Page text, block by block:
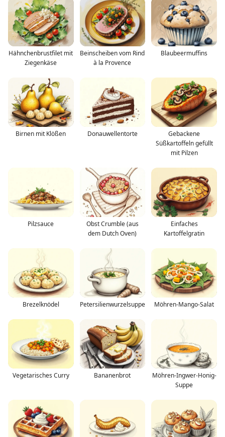
Hähnchenbrustfilet mit
Ziegenkäse
Beinscheiben vom Rind
à la Provence
Blaubeermuffins
Birnen mit Klößen Donauwellentorte
Gebackene
Süßkartoffeln gefüllt
mit Pilzen
Pilzsauce
Obst Crumble (aus
dem Dutch Oven)
Einfaches
Kartoffelgratin
Brezelknödel Petersilienwurzelsuppe Möhren-Mango-Salat
Vegetarisches Curry Bananenbrot
Möhren-Ingwer-Honig-
Suppe